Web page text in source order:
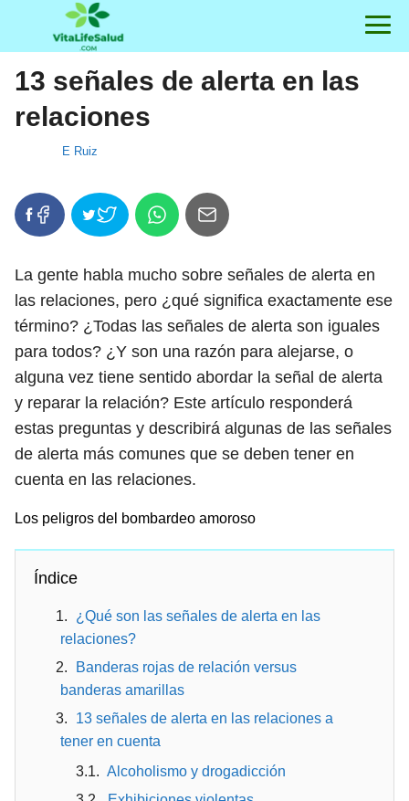
13 señales de alerta en las
relaciones
E Ruiz
La gente habla mucho sobre señales de alerta en
las relaciones, pero ¿qué significa exactamente ese
término? ¿Todas las señales de alerta son iguales
para todos? ¿Y son una razón para alejarse, o
alguna vez tiene sentido abordar la señal de alerta
y reparar la relación? Este artículo responderá
estas preguntas y describirá algunas de las señales
de alerta más comunes que se deben tener en
cuenta en las relaciones.
Los peligros del bombardeo amoroso
Índice
¿Qué son las señales de alerta en las
relaciones?
Banderas rojas de relación versus
banderas amarillas
13 señales de alerta en las relaciones a
tener en cuenta
Alcoholismo y drogadicción